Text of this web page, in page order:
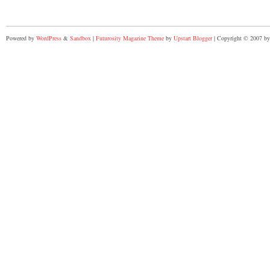
Powered by WordPress & Sandbox | Futurosity Magazine Theme by Upstart Blogger| Copyright © 2007 by